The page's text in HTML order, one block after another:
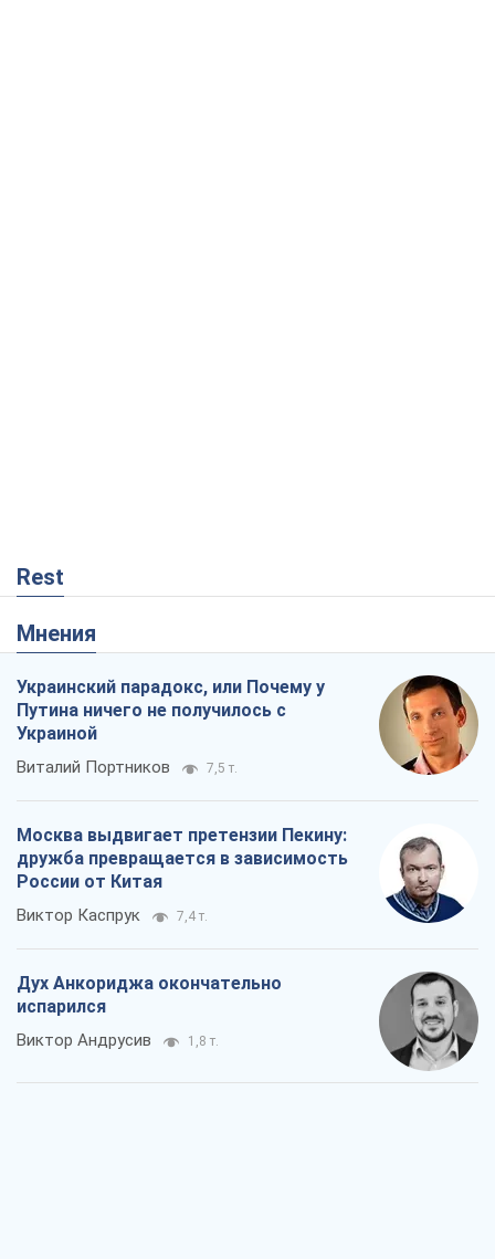
Rest
Мнения
Украинский парадокс, или Почему у
Путина ничего не получилось с
Украиной
Виталий Портников 7,5 т.
Москва выдвигает претензии Пекину:
дружба превращается в зависимость
России от Китая
Виктор Каспрук 7,4 т.
Дух Анкориджа окончательно
испарился
Виктор Андрусив 1,8 т.